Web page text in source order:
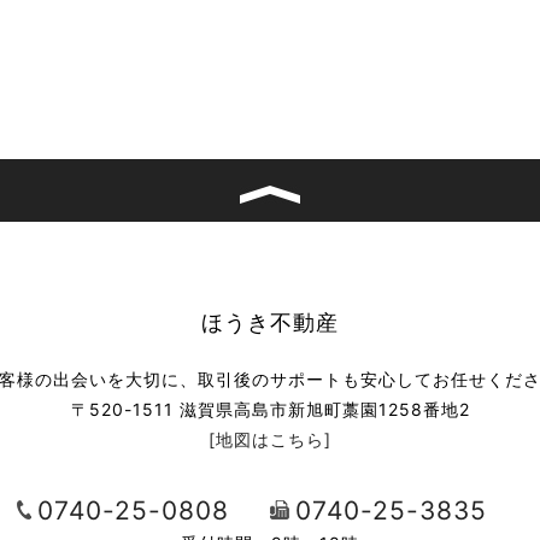
ほうき不動産
様の出会いを大切に、取引後のサポートも安心してお任せくだ
〒520-1511 滋賀県高島市新旭町藁園1258番地2
[地図はこちら]
0740-25-0808 0740-25-3835